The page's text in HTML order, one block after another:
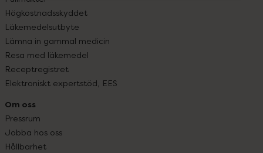
Högkostnadsskyddet
Läkemedelsutbyte
Lämna in gammal medicin
Resa med läkemedel
Receptregistret
Elektroniskt expertstöd, EES
Om oss
Pressrum
Jobba hos oss
Hållbarhet